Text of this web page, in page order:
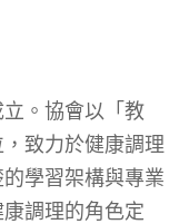
。協會以「教
致力於健康調理
學習架構與專業
調理的角色定